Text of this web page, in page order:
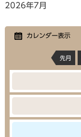
文
2026年7月
カレンダー表示
先月